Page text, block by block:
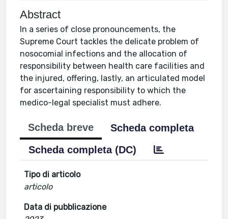
Abstract
In a series of close pronouncements, the
Supreme Court tackles the delicate problem of
nosocomial infections and the allocation of
responsibility between health care facilities and
the injured, offering, lastly, an articulated model
for ascertaining responsibility to which the
medico-legal specialist must adhere.
Scheda breve
Scheda completa
Scheda completa (DC)
Tipo di articolo
articolo
Data di pubblicazione